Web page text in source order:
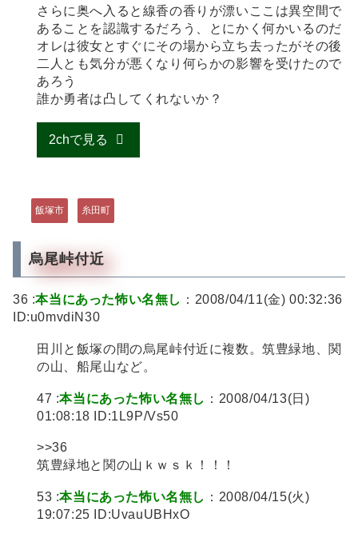
さらに奥へ入ると線香の香りが漂いここは異空間で
あることを認識するだろう、とにかく何かいるのだ
オレは彼女とすぐにその場から立ち去ったがその後
二人とも気分が悪くなり何らかの影響を受けたので
あろう
誰か勇者は凸してくれないか？
2chで見る
飯塚市 糸田町
烏尾峠付近
36 :本当にあった怖い名無し ：2008/04/11(金) 00:32:36
ID:u0mvdiN30
田川と飯塚の間の烏尾峠付近に複数。筑豊緑地、関
の山、船尾山など。
47 :本当にあった怖い名無し ：2008/04/13(日)
01:08:18 ID:1L9P/Vs50
>>36
筑豊緑地と関の山ｋｗｓｋ！！！
53 :本当にあった怖い名無し ：2008/04/15(火)
19:07:25 ID:UvauUBHxO